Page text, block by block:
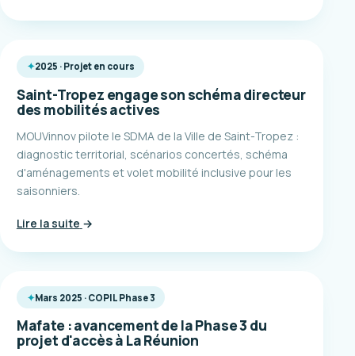
2025 · Projet en cours
Saint-Tropez engage son schéma directeur
des mobilités actives
MOUVinnov pilote le SDMA de la Ville de Saint-Tropez :
diagnostic territorial, scénarios concertés, schéma
d'aménagements et volet mobilité inclusive pour les
saisonniers.
Lire la suite →
Mars 2025 · COPIL Phase 3
Mafate : avancement de la Phase 3 du
projet d'accès à La Réunion